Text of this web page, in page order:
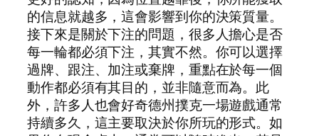
的信息就越多，這會影響到你的決策質量。
接下來是關於下注的問題，很多人擔心是否
每一輪都必須下注，其實不然。你可以選擇
過牌、跟注、加注或棄牌，重點在於每一個
動作都必須有其目的，並非隨意而為。此
外，許多人也會好奇德州撲克一場遊戲通常
持續多久，這主要取決於你所玩的形式。如